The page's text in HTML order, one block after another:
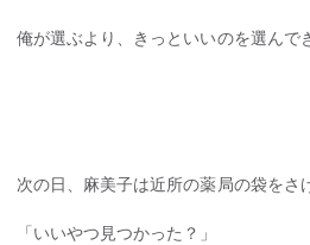
俺が選ぶより、きっといいのを選んで
次の日、麻美子は近所の薬局の袋をさ
「いいやつ見つかった？」